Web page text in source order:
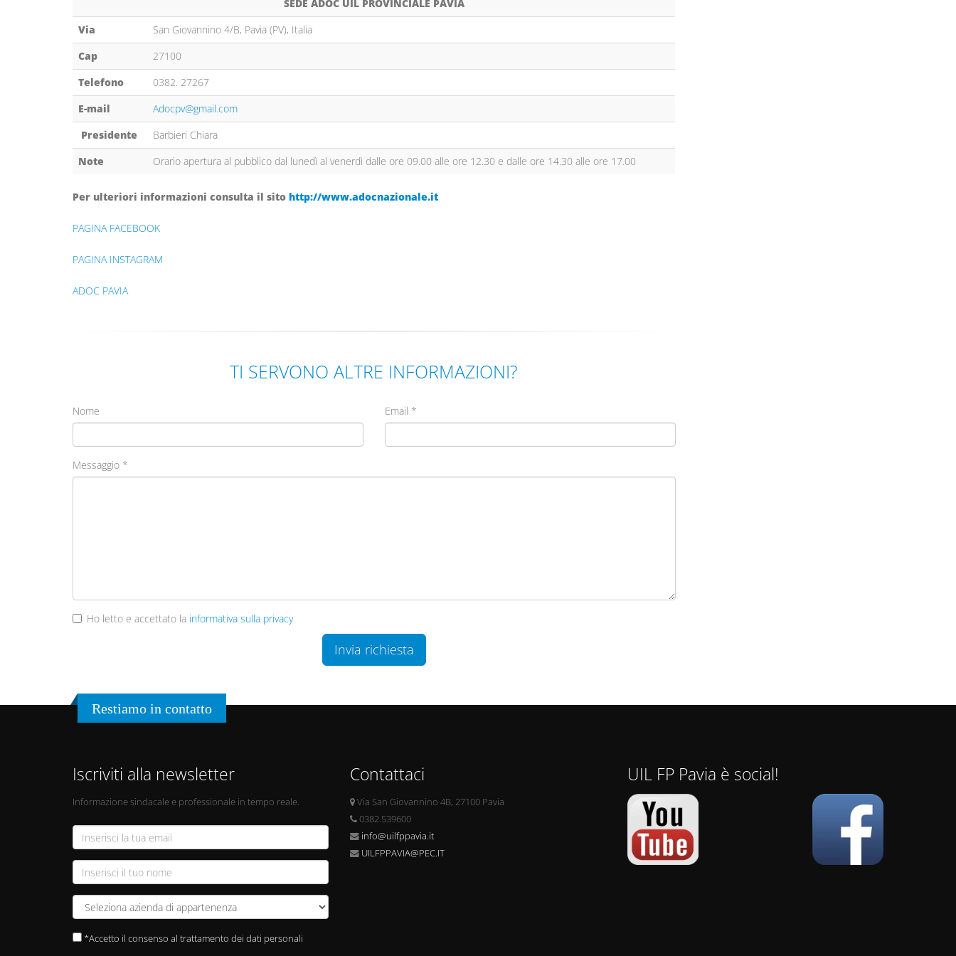
SEDE ADOC UIL PROVINCIALE PAVIA
Via
San Giovannino 4/B, Pavia (PV), Italia
Cap
27100
Telefono
0382. 27267
E-mail
Adocpv@gmail.com
Presidente
Barbieri Chiara
Note
Orario apertura al pubblico dal lunedì al venerdì dalle ore 09.00 alle ore 12.30 e dalle ore 14.30 alle ore 17.00
Per ulteriori informazioni consulta il sito http://www.adocnazionale.it
PAGINA FACEBOOK
PAGINA INSTAGRAM
ADOC PAVIA
TI SERVONO ALTRE INFORMAZIONI?
Nome Email *
Messaggio *
Ho letto e accettato la informativa sulla privacy
Invia richiesta
Restiamo in contatto
Iscriviti alla newsletter
Informazione sindacale e professionale in tempo reale.
*Accetto il consenso al trattamento dei dati personali
Contattaci
Via San Giovannino 4B, 27100 Pavia
0382.539600
info@uilfppavia.it
UILFPPAVIA@PEC.IT
UIL FP Pavia è social!